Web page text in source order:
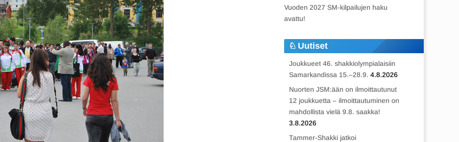
Vuoden 2027 SM-kilpailujen haku
avattu!
Uutiset
Joukkueet 46. shakkiolympialaisiin
Samarkandissa 15.–28.9. 4.8.2026
Nuorten JSM:ään on ilmoittautunut
12 joukkuetta – ilmoittautuminen on
mahdollista vielä 9.8. saakka!
3.8.2026
Tammer-Shakki jatkoi